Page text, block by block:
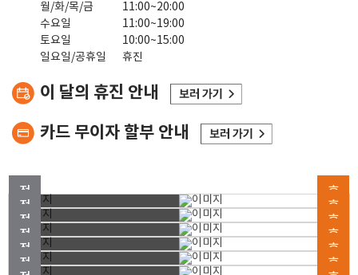
월/화/목/금
11:00~20:00
수요일
11:00~19:00
토요일
10:00~15:00
일요일/공휴일
휴진
이 달의 휴진 안내
카드 무이자 할부 안내